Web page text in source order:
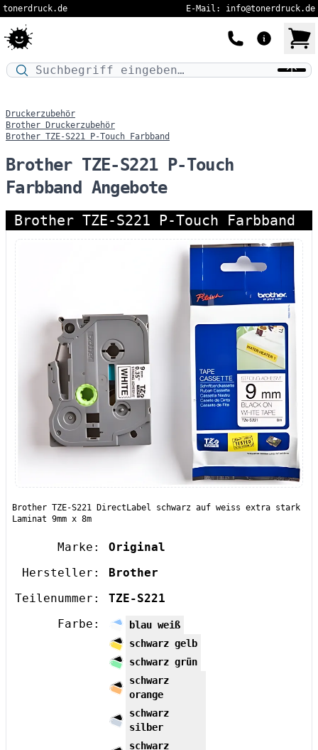
tonerdruck.de E-Mail: info@tonerdruck.de
Druckermodell oder Produktnamen eingeben…
Druckerzubehör
Brother Druckerzubehör
Brother TZE-S221 P-Touch Farbband
Brother TZE-S221 P-Touch
Farbband Angebote
Brother TZE-S221 P-Touch Farbband
Brother TZE-S221 DirectLabel schwarz auf weiss extra stark
Laminat 9mm x 8m
Marke:
Original
Hersteller:
Brother
Teilenummer:
TZE-S221
Farbe:
blau weiß
schwarz gelb
schwarz grün
schwarz
orange
schwarz
silber
schwarz